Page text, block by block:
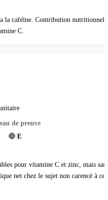
la caféine. Contribution
C.
🔴 E
pour vitamine C et zinc, mais
net chez le sujet non carencé à ces